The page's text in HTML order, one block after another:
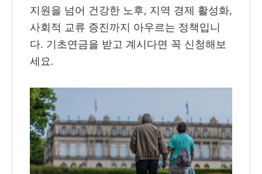
지원을 넘어 건강한 노후, 지역 경제 활성화,
사회적 교류 증진까지 아우르는 정책입니
다. 기초연금을 받고 계시다면 꼭 신청해보
세요.